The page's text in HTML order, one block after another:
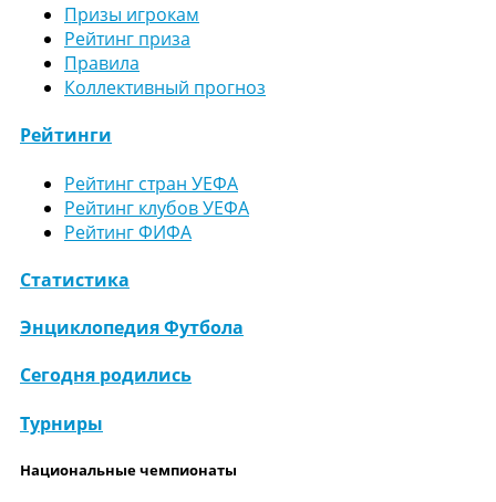
Призы игрокам
Рейтинг приза
Правила
Коллективный прогноз
Рейтинги
Рейтинг стран УЕФА
Рейтинг клубов УЕФА
Рейтинг ФИФА
Статистика
Энциклопедия Футбола
Сегодня родились
Турниры
Национальные чемпионаты